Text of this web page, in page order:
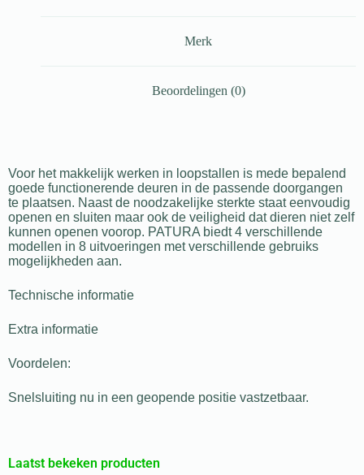
Merk
Beoordelingen (0)
Voor het makkelijk werken in loopstallen is mede bepalend
goede functionerende deuren in de passende doorgangen
te plaatsen. Naast de noodzakelijke sterkte staat eenvoudig
openen en sluiten maar ook de veiligheid dat dieren niet zelf
kunnen openen voorop. PATURA biedt 4 verschillende
modellen in 8 uitvoeringen met verschillende gebruiks
mogelijkheden aan.
Technische informatie
Extra informatie
Voordelen:
Snelsluiting nu in een geopende positie vastzetbaar.
Laatst bekeken producten